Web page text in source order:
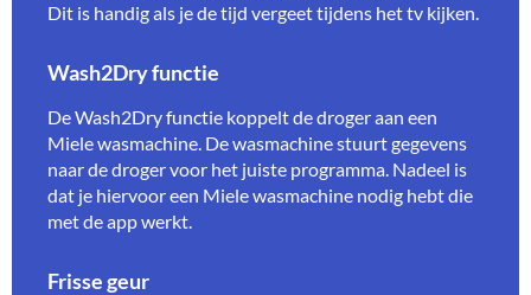
Dit is handig als je de tijd vergeet tijdens het tv kijken.
Wash2Dry functie
De Wash2Dry functie koppelt de droger aan een
Miele wasmachine. De wasmachine stuurt gegevens
naar de droger voor het juiste programma. Nadeel is
dat je hiervoor een Miele wasmachine nodig hebt die
met de app werkt.
Frisse geur